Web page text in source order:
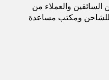
والعملاء من
ومكتب مساعدة